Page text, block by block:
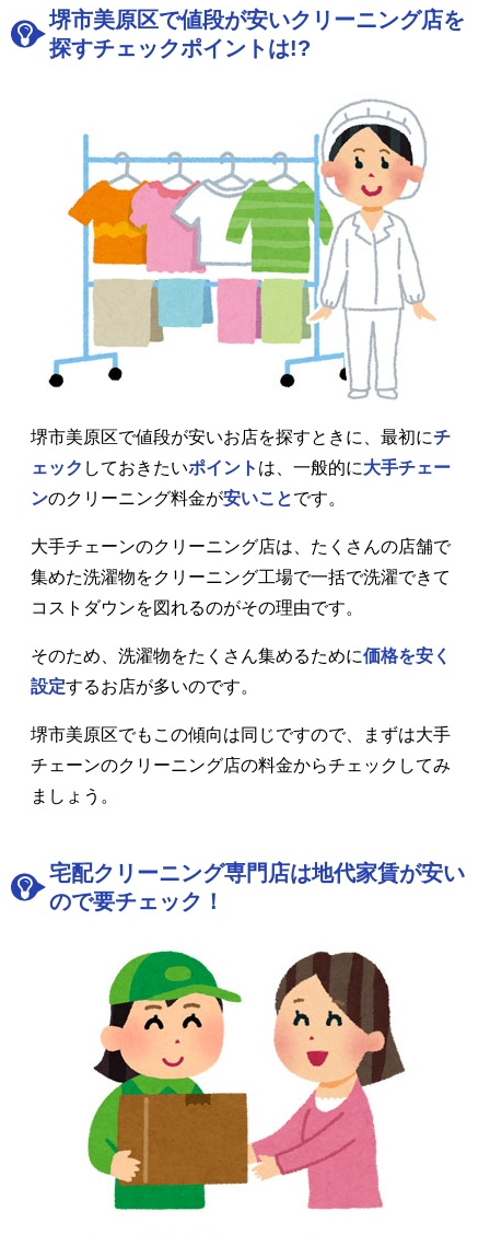
堺市美原区で値段が安いクリーニング店を
探すチェックポイントは!?
堺市美原区で値段が安いお店を探すときに、最初にチ
ェック しておきたいポイント は、一般的に大手チェー
ンのクリーニング料金が安いことです。
大手チェーンのクリーニング店は、たくさんの店舗で
集めた洗濯物をクリーニング工場で一括で洗濯できて
コストダウンを図れるのがその理由です。
そのため、洗濯物をたくさん集めるために価格を安く
設定するお店が多いのです。
堺市美原区でもこの傾向は同じですので、まずは大手
チェーンのクリーニング店の料金からチェックしてみ
ましょう。
宅配クリーニング専門店は地代家賃が安い
ので要チェック！